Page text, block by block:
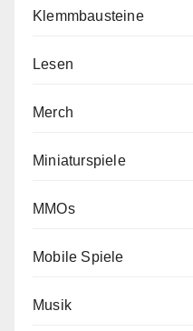
Klemmbausteine
Lesen
Merch
Miniaturspiele
MMOs
Mobile Spiele
Musik